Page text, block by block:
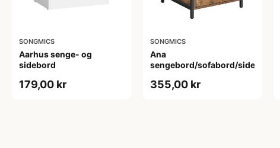
SONGMICS
Aarhus senge- og
sidebord
179,00 kr
SONGMICS
Ana
sengebord/sofabord/sidebord
355,00 kr